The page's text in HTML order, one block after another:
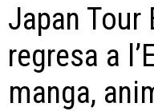
Japan Tour
regresa a
manga,